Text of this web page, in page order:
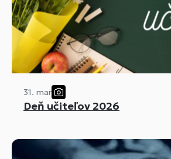
31. mar
Deň učiteľov 2026